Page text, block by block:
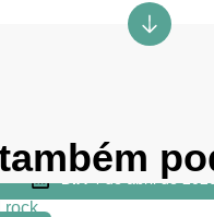
DIA4 de abril de